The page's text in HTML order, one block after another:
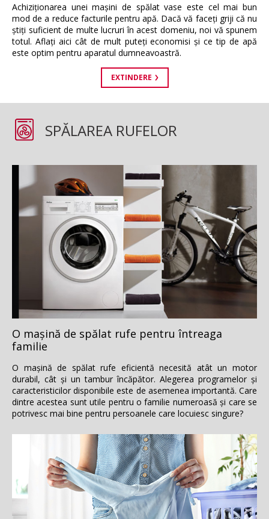
Achiziţionarea unei maşini de spălat vase este cel mai bun
mod de a reduce facturile pentru apă. Dacă vă faceţi griji că nu
ştiţi suficient de multe lucruri în acest domeniu, noi vă spunem
totul. Aflaţi aici cât de mult puteţi economisi şi ce tip de apă
este optim pentru aparatul dumneavoastră.
EXTINDERE
SPĂLAREA RUFELOR
O maşină de spălat rufe pentru întreaga
familie
O maşină de spălat rufe eficientă necesită atât un motor
durabil, cât şi un tambur încăpător. Alegerea programelor şi
caracteristicilor disponibile este de asemenea importantă. Care
dintre acestea sunt utile pentru o familie numeroasă şi care se
potrivesc mai bine pentru persoanele care locuiesc singure?